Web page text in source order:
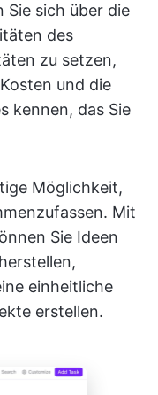
Sie sich über die
des
zu setzen,
und die
kennen, das Sie
Möglichkeit,
Mit
Sie Ideen
einheitliche
erstellen.